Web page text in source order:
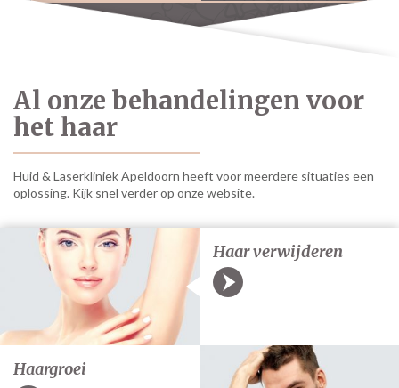
Al onze behandelingen voor
het haar
Huid & Laserkliniek Apeldoorn heeft voor meerdere situaties een
oplossing. Kijk snel verder op onze website.
Haar verwijderen
Haargroei